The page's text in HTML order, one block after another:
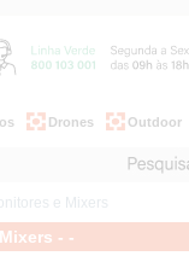
Drones Outdoor
e Mixers
- -